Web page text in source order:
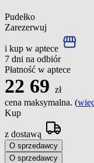
Pudełko
Zarezerwuj
i kup w aptece
7 dni na odbiór
Płatność w aptece
22 69 zł
cena maksymalna. (
Kup
z dostawą
O sprzedawcy
O sprzedawcy